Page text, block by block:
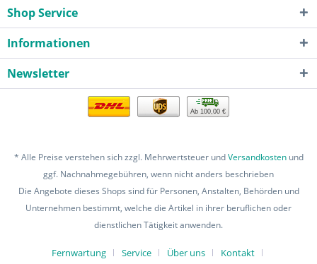
Shop Service
Informationen
Newsletter
Ab 100,00 €
* Alle Preise verstehen sich zzgl. Mehrwertsteuer undVersandkostenund
ggf. Nachnahmegebühren, wenn nicht anders beschrieben
Die Angebote dieses Shops sind für Personen, Anstalten, Behörden und
Unternehmen bestimmt, welche die Artikel in ihrer beruflichen oder
dienstlichen Tätigkeit anwenden.
Fernwartung Service Über uns Kontakt